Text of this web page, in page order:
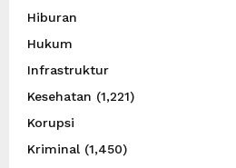
Hiburan
Hukum
Infrastruktur
Kesehatan (1,221)
Korupsi
Kriminal (1,450)